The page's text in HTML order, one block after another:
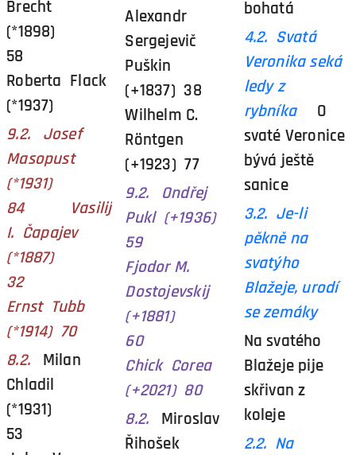
Brecht
(*1898)
58
Roberta Flack
(*1937)
9.2. Josef
Masopust
(*1931)
84 Vasilij
I. Čapajev
(*1887)
32
Ernst Tubb
(*1914) 70
8.2.
Milan
Chladil
(*1931)
53
Alexandr
Sergejevič
Puškin
(+1837) 38
Wilhelm C.
Röntgen
(+1923) 77
9.2. Ondřej
Pukl (+1936)
59
Fjodor M.
Dostojevskij
(+1881)
60
Chick Corea
(+2021) 80
8.2.
Miroslav
Řihošek
bohatá
4.2. Svatá
Veronika seká
ledy z
rybníka
O
svaté Veronice
bývá ještě
sanice
3.2. Je-li
pěkně na
svatýho
Blažeje, urodí
se zemáky
Na svatého
Blažeje pije
skřivan z
koleje
2.2. Na